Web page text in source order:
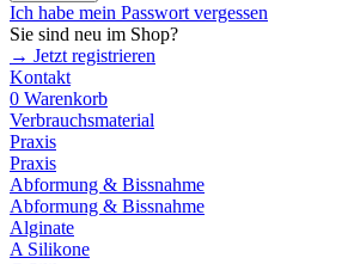
Ich habe mein Passwort vergessen
Sie sind neu im Shop?
→ Jetzt registrieren
Kontakt
0 Warenkorb
Verbrauchsmaterial
Praxis
Praxis
Abformung & Bissnahme
Abformung & Bissnahme
Alginate
A Silikone